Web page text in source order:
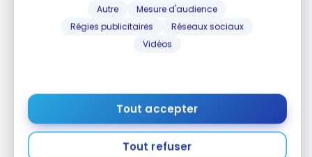
Autre
Mesure d'audience
Régies publicitaires
Réseaux sociaux
Vidéos
Tout accepter
Tout refuser
BMO eclipse rise Visa – Notre avis